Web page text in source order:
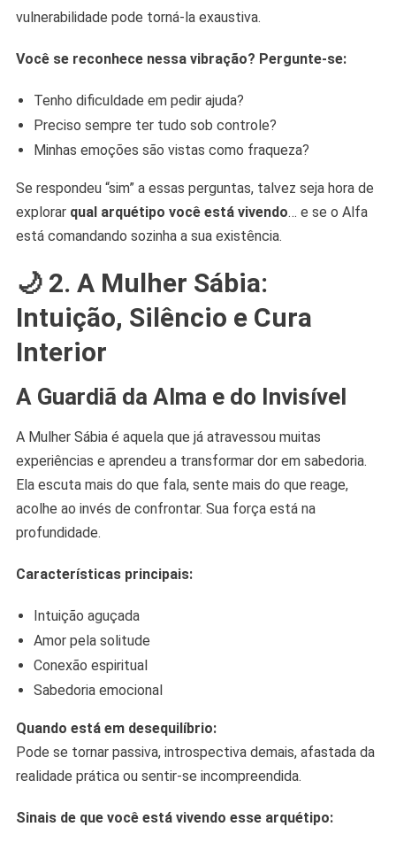
vulnerabilidade pode torná-la exaustiva.
Você se reconhece nessa vibração? Pergunte-se:
Tenho dificuldade em pedir ajuda?
Preciso sempre ter tudo sob controle?
Minhas emoções são vistas como fraqueza?
Se respondeu “sim” a essas perguntas, talvez seja hora de
explorar qual arquétipo você está vivendo… e se o Alfa
está comandando sozinha a sua existência.
🌙 2. A Mulher Sábia:
Intuição, Silêncio e Cura
Interior
A Guardiã da Alma e do Invisível
A Mulher Sábia é aquela que já atravessou muitas
experiências e aprendeu a transformar dor em sabedoria.
Ela escuta mais do que fala, sente mais do que reage,
acolhe ao invés de confrontar. Sua força está na
profundidade.
Características principais:
Intuição aguçada
Amor pela solitude
Conexão espiritual
Sabedoria emocional
Quando está em desequilíbrio:
Pode se tornar passiva, introspectiva demais, afastada da
realidade prática ou sentir-se incompreendida.
Sinais de que você está vivendo esse arquétipo: